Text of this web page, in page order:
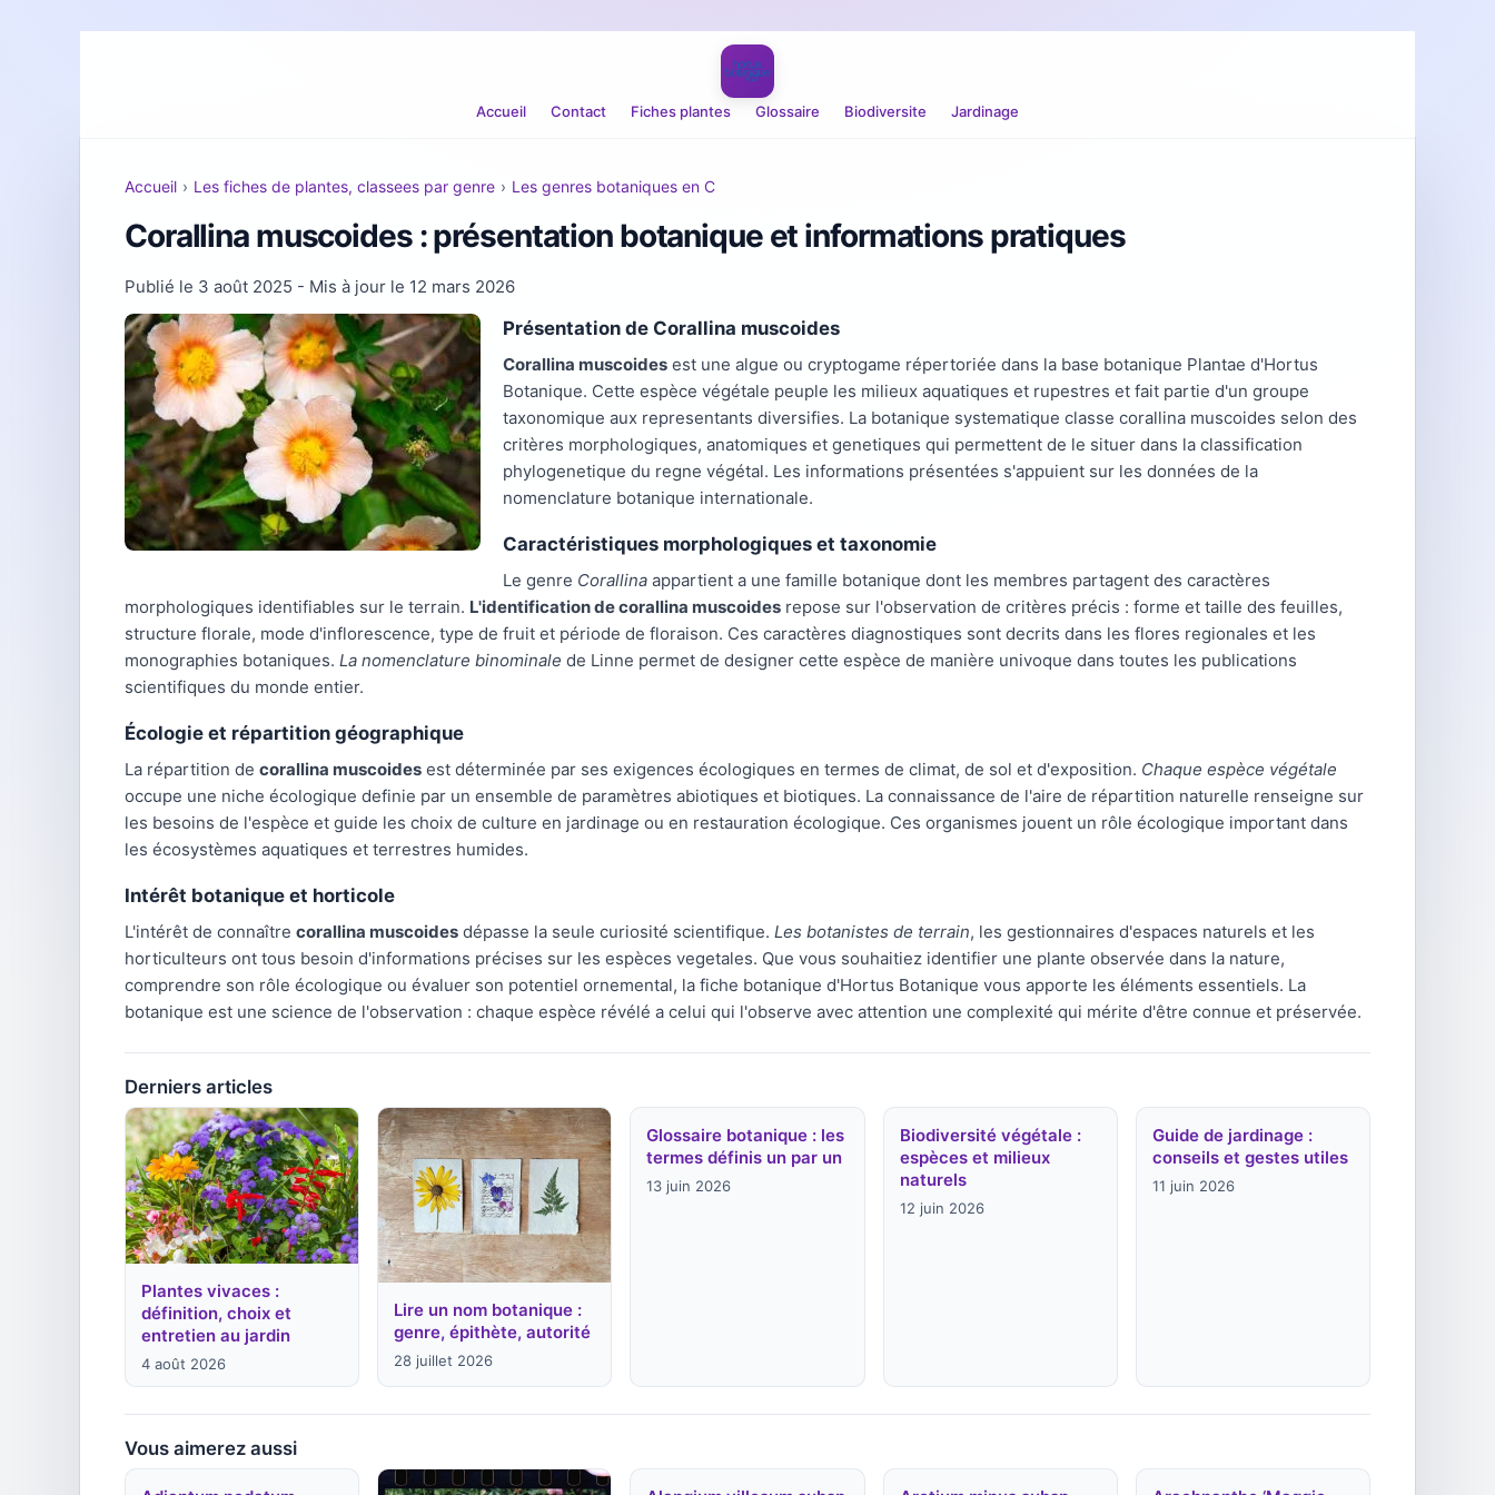
Accueil Contact Fiches plantes Glossaire Biodiversite Jardinage
Accueil › Les fiches de plantes, classees par genre › Les genres botaniques en C
Corallina muscoides : présentation botanique et informations pratiques
Publié le 3 août 2025 - Mis à jour le 12 mars 2026
Présentation de Corallina muscoides
Corallina muscoides est une algue ou cryptogame répertoriée dans la base botanique Plantae d'Hortus
Botanique. Cette espèce végétale peuple les milieux aquatiques et rupestres et fait partie d'un groupe
taxonomique aux representants diversifies. La botanique systematique classe corallina muscoides selon des
critères morphologiques, anatomiques et genetiques qui permettent de le situer dans la classification
phylogenetique du regne végétal. Les informations présentées s'appuient sur les données de la
nomenclature botanique internationale.
Caractéristiques morphologiques et taxonomie
Le genre Corallina appartient a une famille botanique dont les membres partagent des caractères
morphologiques identifiables sur le terrain. L'identification de corallina muscoides repose sur l'observation de critères précis : forme et taille des feuilles,
structure florale, mode d'inflorescence, type de fruit et période de floraison. Ces caractères diagnostiques sont decrits dans les flores regionales et les
monographies botaniques. La nomenclature binominale de Linne permet de designer cette espèce de manière univoque dans toutes les publications
scientifiques du monde entier.
Écologie et répartition géographique
La répartition de corallina muscoides est déterminée par ses exigences écologiques en termes de climat, de sol et d'exposition. Chaque espèce végétale
occupe une niche écologique definie par un ensemble de paramètres abiotiques et biotiques. La connaissance de l'aire de répartition naturelle renseigne sur
les besoins de l'espèce et guide les choix de culture en jardinage ou en restauration écologique. Ces organismes jouent un rôle écologique important dans
les écosystèmes aquatiques et terrestres humides.
Intérêt botanique et horticole
L'intérêt de connaître corallina muscoides dépasse la seule curiosité scientifique. Les botanistes de terrain, les gestionnaires d'espaces naturels et les
horticulteurs ont tous besoin d'informations précises sur les espèces vegetales. Que vous souhaitiez identifier une plante observée dans la nature,
comprendre son rôle écologique ou évaluer son potentiel ornemental, la fiche botanique d'Hortus Botanique vous apporte les éléments essentiels. La
botanique est une science de l'observation : chaque espèce révélé a celui qui l'observe avec attention une complexité qui mérite d'être connue et préservée.
Derniers articles
Plantes vivaces :
définition, choix et
entretien au jardin
4 août 2026
Lire un nom botanique :
genre, épithète, autorité
28 juillet 2026
Glossaire botanique : les
termes définis un par un
13 juin 2026
Biodiversité végétale :
espèces et milieux
naturels
12 juin 2026
Guide de jardinage :
conseils et gestes utiles
11 juin 2026
Vous aimerez aussi